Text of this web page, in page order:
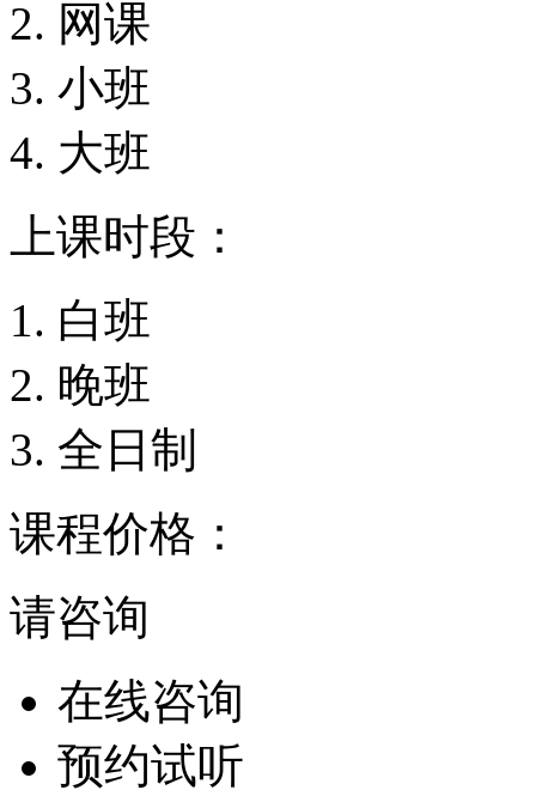
网课
小班
大班
上课时段：
白班
晚班
全日制
课程价格：
请咨询
在线咨询
预约试听